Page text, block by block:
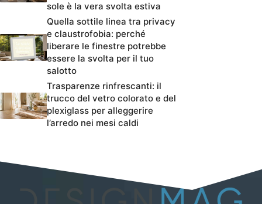
sole è la vera svolta estiva
Quella sottile linea tra privacy
e claustrofobia: perché
liberare le finestre potrebbe
essere la svolta per il tuo
salotto
Trasparenze rinfrescanti: il
trucco del vetro colorato e del
plexiglass per alleggerire
l’arredo nei mesi caldi